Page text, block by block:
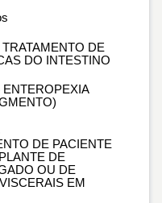
DE
DO INTESTINO
ENTEROPEXIA
DE PACIENTE
DE
OU DE
EM